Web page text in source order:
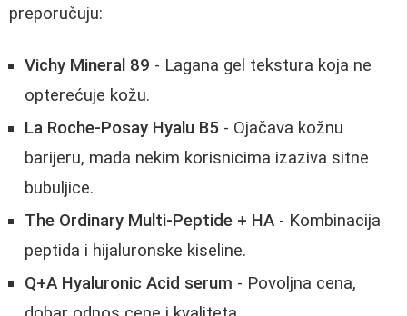
preporučuju:
Vichy Mineral 89 - Lagana gel tekstura koja ne
opterećuje kožu.
La Roche-Posay Hyalu B5 - Ojačava kožnu
barijeru, mada nekim korisnicima izaziva sitne
bubuljice.
The Ordinary Multi-Peptide + HA - Kombinacija
peptida i hijaluronske kiseline.
Q+A Hyaluronic Acid serum - Povoljna cena,